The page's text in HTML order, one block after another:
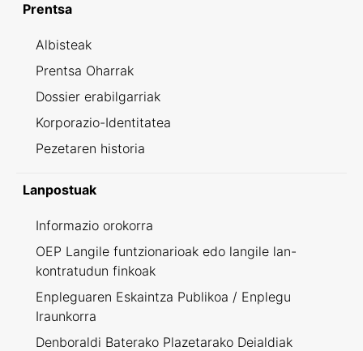
Prentsa
Albisteak
Prentsa Oharrak
Dossier erabilgarriak
Korporazio-Identitatea
Pezetaren historia
Lanpostuak
Informazio orokorra
OEP Langile funtzionarioak edo langile lan-
kontratudun finkoak
Enpleguaren Eskaintza Publikoa / Enplegu
Iraunkorra
Denboraldi Baterako Plazetarako Deialdiak